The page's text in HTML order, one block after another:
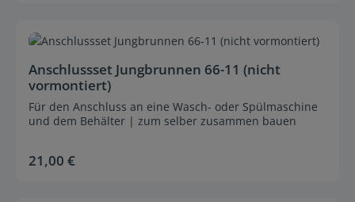
Durchschnittliche Bewertung von 0 von 5 Sternen
Anschlussset Jungbrunnen 66-11 (nicht
vormontiert)
Für den Anschluss an eine Wasch- oder Spülmaschine
und dem Behälter | zum selber zusammen bauen
Regulärer Preis:
21,00 €